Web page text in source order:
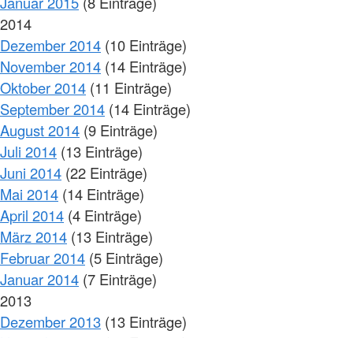
2014
Dezember 2014 (10 Einträge)
November 2014 (14 Einträge)
Oktober 2014 (11 Einträge)
September 2014 (14 Einträge)
August 2014 (9 Einträge)
Juli 2014 (13 Einträge)
Juni 2014 (22 Einträge)
Mai 2014 (14 Einträge)
April 2014 (4 Einträge)
März 2014 (13 Einträge)
Februar 2014 (5 Einträge)
Januar 2014 (7 Einträge)
2013
Dezember 2013 (13 Einträge)